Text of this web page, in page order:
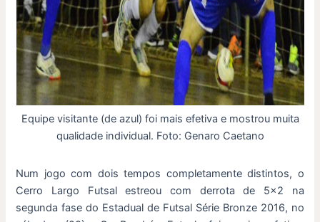
Equipe visitante (de azul) foi mais efetiva e mostrou muita
qualidade individual. Foto: Genaro Caetano
Num jogo com dois tempos completamente distintos, o
Cerro Largo Futsal estreou com derrota de 5×2 na
segunda fase do Estadual de Futsal Série Bronze 2016, no